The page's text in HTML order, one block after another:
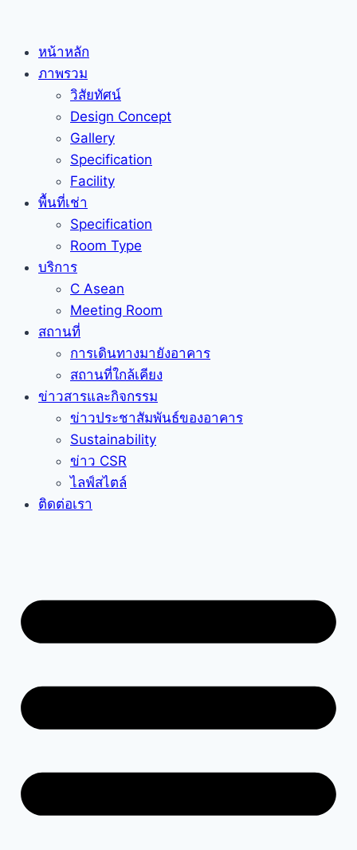
contentหน้าหลัก
ภาพรวม
วิสัยทัศน์
Design Concept
Gallery
Specification
Facility
พื้นที่เช่า
Specification
Room Type
บริการ
C Asean
Meeting Room
สถานที่
การเดินทางมายังอาคาร
สถานที่ใกล้เคียง
ข่าวสารและกิจกรรม
ข่าวประชาสัมพันธ์ของอาคาร
Sustainability
ข่าว CSR
ไลฟ์สไตล์
ติดต่อเรา